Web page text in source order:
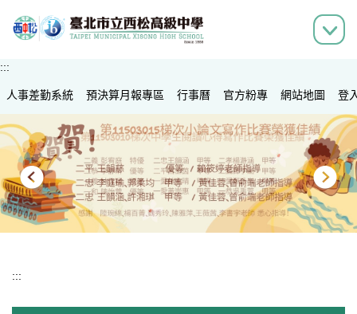
到
容
區
:::
人事差勤系統 預決算月報專區 行事曆 官方粉專 網站地圖 登
:::